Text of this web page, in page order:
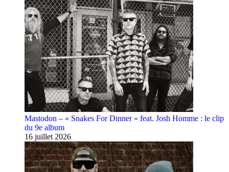
Mastodon – « Snakes For Dinner » feat. Josh Homme : le clip
du 9e album
16 juillet 2026